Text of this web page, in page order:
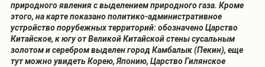
природного явления с выделением природного газа. Кроме
этого, на карте показано политико-административное
устройство порубежных территорий: обозначено Царство
Китайское, к югу от Великой Китайской стены сусальным
золотом и серебром выделен город Камбалык (Пекин), еще
тут можно увидеть Корею, Японию, Царство Гилянское